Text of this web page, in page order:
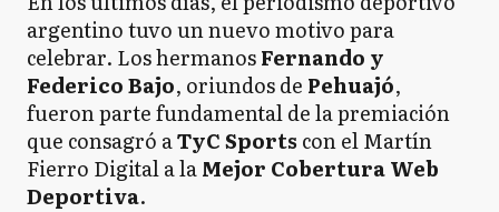
argentino tuvo un nuevo motivo para
celebrar. Los hermanosFernando y
Federico Bajo, oriundos de Pehuajó,
fueron parte fundamental de la premiación
que consagró aTyC Sports con el Martín
Fierro Digital a laMejor Cobertura Web
Deportiva.